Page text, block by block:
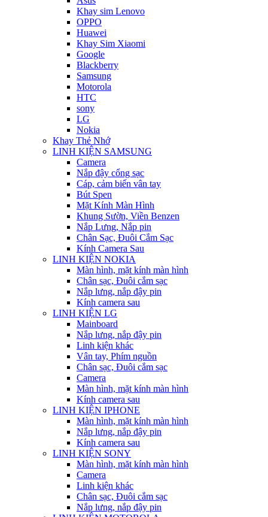
Khay sim Lenovo
OPPO
Huawei
Khay Sim Xiaomi
Google
Blackberry
Samsung
Motorola
HTC
sony
LG
Nokia
Khay Thẻ Nhớ
LINH KIỆN SAMSUNG
Camera
Nắp đậy cổng sạc
Cáp, cảm biến vân tay
Bút Spen
Mặt Kính Màn Hình
Khung Sườn, Viền Benzen
Nắp Lưng, Nắp pin
Chân Sạc, Đuôi Cắm Sạc
Kính Camera Sau
LINH KIỆN NOKIA
Màn hình, mặt kính màn hình
Chân sạc, Đuôi cắm sạc
Nắp lưng, nắp đậy pin
Kính camera sau
LINH KIỆN LG
Mainboard
Nắp lưng, nắp đậy pin
Linh kiện khác
Vân tay, Phím nguồn
Chân sạc, Đuôi cắm sạc
Camera
Màn hình, mặt kính màn hình
Kính camera sau
LINH KIỆN IPHONE
Màn hình, mặt kính màn hình
Nắp lưng, nắp đậy pin
Kính camera sau
LINH KIỆN SONY
Màn hình, mặt kính màn hình
Camera
Linh kiện khác
Chân sạc, Đuôi cắm sạc
Nắp lưng, nắp đậy pin